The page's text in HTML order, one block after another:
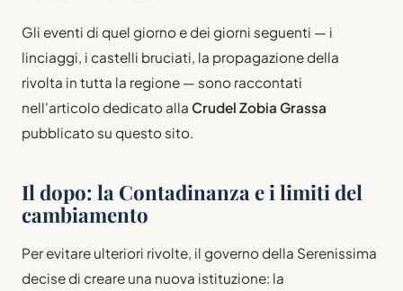
Gli eventi di quel giorno e dei giorni seguenti — i
linciaggi, i castelli bruciati, la propagazione della
rivolta in tutta la regione — sono raccontati
nell'articolo dedicato alla Crudel Zobia Grassa
pubblicato su questo sito.
Il dopo: la Contadinanza e i limiti del
cambiamento
Per evitare ulteriori rivolte, il governo della Serenissima
decise di creare una nuova istituzione: la